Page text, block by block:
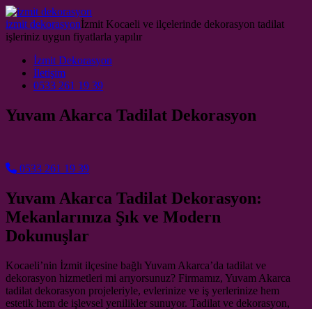
Skip to content
izmit dekorasyonİzmit Kocaeli ve ilçelerinde dekorasyon tadilat
işleriniz uygun fiyatlarla yapılır
Main Navigation
İzmit Dekorasyon
İletişim
0533 261 19 39
Yuvam Akarca Tadilat Dekorasyon
0533 261 19 39
Yuvam Akarca Tadilat Dekorasyon:
Mekanlarınıza Şık ve Modern
Dokunuşlar
Kocaeli’nin İzmit ilçesine bağlı Yuvam Akarca’da tadilat ve
dekorasyon hizmetleri mi arıyorsunuz? Firmamız, Yuvam Akarca
tadilat dekorasyon projeleriyle, evlerinize ve iş yerlerinize hem
estetik hem de işlevsel yenilikler sunuyor. Tadilat ve dekorasyon,